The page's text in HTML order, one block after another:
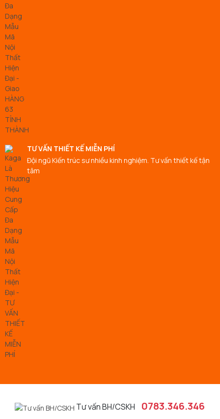
TƯ VẤN THIẾT KẾ MIỄN PHÍ
Đội ngũ Kiến trúc sư nhiều kinh nghiệm. Tư vấn thiết kế tận
tâm
Tư vấn BH/CSKH 0783.346.346